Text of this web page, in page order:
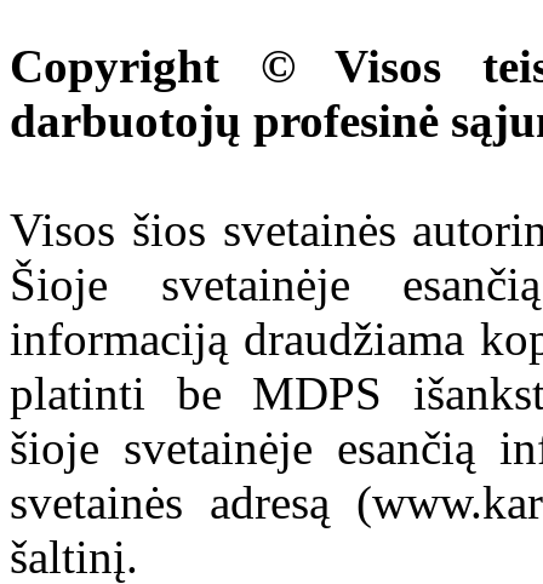
Copyright © Visos
darbuotojų profesinė
Visos šios svetainės
Šioje svetainėje
informaciją draudžiama
platinti be MDPS
šioje svetainėje esančią
svetainės adresą
šaltinį.